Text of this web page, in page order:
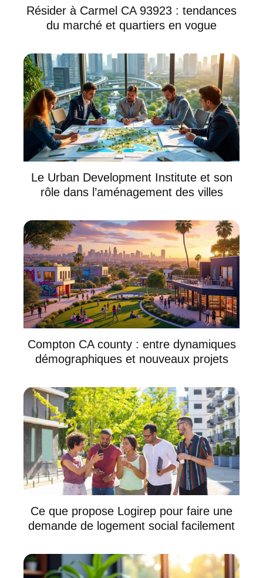
Résider à Carmel CA 93923 : tendances
du marché et quartiers en vogue
Le Urban Development Institute et son
rôle dans l’aménagement des villes
Compton CA county : entre dynamiques
démographiques et nouveaux projets
Ce que propose Logirep pour faire une
demande de logement social facilement